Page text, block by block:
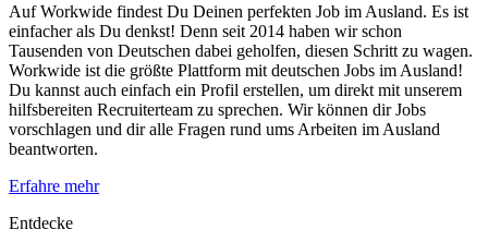
Auf Workwide findest Du Deinen perfekten Job im Ausland. Es ist
einfacher als Du denkst! Denn seit 2014 haben wir schon
Tausenden von Deutschen dabei geholfen, diesen Schritt zu wagen.
Workwide ist die größte Plattform mit deutschen Jobs im Ausland!
Du kannst auch einfach ein Profil erstellen, um direkt mit unserem
hilfsbereiten Recruiterteam zu sprechen. Wir können dir Jobs
vorschlagen und dir alle Fragen rund ums Arbeiten im Ausland
beantworten.
Erfahre mehr
Entdecke